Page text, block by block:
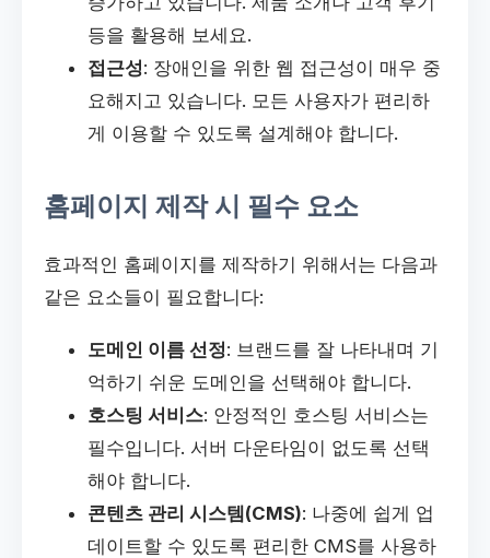
등을 활용해 보세요.
접근성: 장애인을 위한 웹 접근성이 매우 중
요해지고 있습니다. 모든 사용자가 편리하
게 이용할 수 있도록 설계해야 합니다.
홈페이지 제작 시 필수 요소
효과적인 홈페이지를 제작하기 위해서는 다음과
같은 요소들이 필요합니다:
도메인 이름 선정: 브랜드를 잘 나타내며 기
억하기 쉬운 도메인을 선택해야 합니다.
호스팅 서비스: 안정적인 호스팅 서비스는
필수입니다. 서버 다운타임이 없도록 선택
해야 합니다.
콘텐츠 관리 시스템(CMS): 나중에 쉽게 업
데이트할 수 있도록 편리한 CMS를 사용하